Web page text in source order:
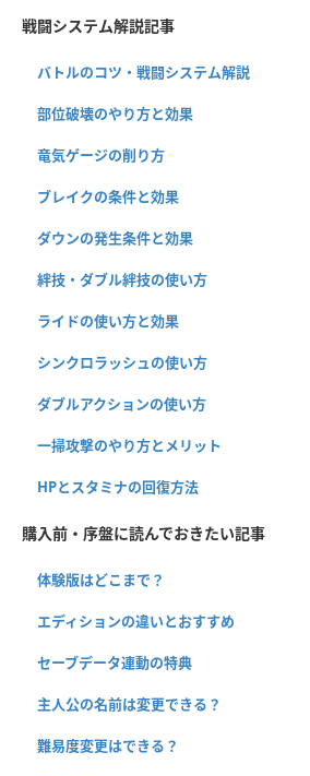
戦闘システム解説記事
バトルのコツ・戦闘システム解説
部位破壊のやり方と効果
竜気ゲージの削り方
ブレイクの条件と効果
ダウンの発生条件と効果
絆技・ダブル絆技の使い方
ライドの使い方と効果
シンクロラッシュの使い方
ダブルアクションの使い方
一掃攻撃のやり方とメリット
HPとスタミナの回復方法
購入前・序盤に読んでおきたい記事
体験版はどこまで？
エディションの違いとおすすめ
セーブデータ連動の特典
主人公の名前は変更できる？
難易度変更はできる？